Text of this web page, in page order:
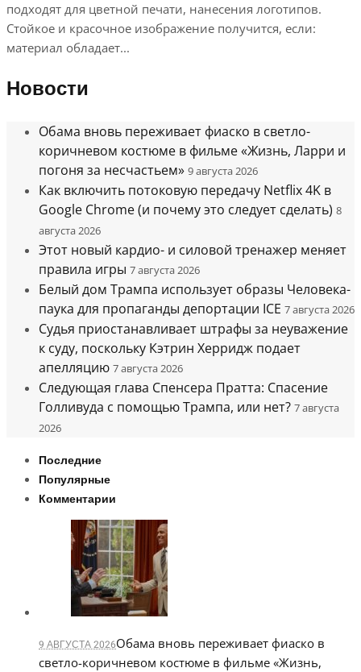
подходят для цветной печати, нанесения логотипов.
Стойкое и красочное изображение получится, если:
материал обладает...
Новости
Обама вновь переживает фиаско в светло-
коричневом костюме в фильме «Жизнь, Ларри и
погоня за несчастьем» 9 августа 2026
Как включить потоковую передачу Netflix 4K в
Google Chrome (и почему это следует сделать) 8
августа 2026
Этот новый кардио- и силовой тренажер меняет
правила игры 7 августа 2026
Белый дом Трампа использует образы Человека-
паука для пропаганды депортации ICE 7 августа 2026
Судья приостанавливает штрафы за неуважение
к суду, поскольку Кэтрин Херридж подает
апелляцию 7 августа 2026
Следующая глава Спенсера Пратта: Спасение
Голливуда с помощью Трампа, или нет? 7 августа
2026
Последние
Популярные
Комментарии
9 АВГУСТА 2026Обама вновь переживает фиаско в
светло-коричневом костюме в фильме «Жизнь,